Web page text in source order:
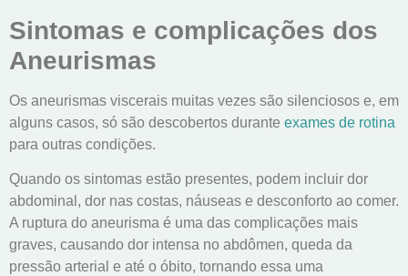
Sintomas e complicações dos
Aneurismas
Os aneurismas viscerais muitas vezes são silenciosos e, em
alguns casos, só são descobertos durante exames de rotina
para outras condições.
Quando os sintomas estão presentes, podem incluir dor
abdominal, dor nas costas, náuseas e desconforto ao comer.
A ruptura do aneurisma é uma das complicações mais
graves, causando dor intensa no abdômen, queda da
pressão arterial e até o óbito, tornando essa uma